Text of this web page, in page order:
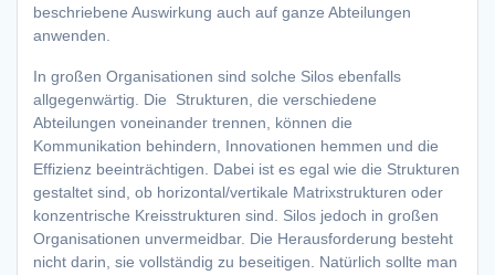
beschriebene Auswirkung auch auf ganze Abteilungen
anwenden.
In großen Organisationen sind solche Silos ebenfalls
allgegenwärtig. Die Strukturen, die verschiedene
Abteilungen voneinander trennen, können die
Kommunikation behindern, Innovationen hemmen und die
Effizienz beeinträchtigen. Dabei ist es egal wie die Strukturen
gestaltet sind, ob horizontal/vertikale Matrixstrukturen oder
konzentrische Kreisstrukturen sind. Silos jedoch in großen
Organisationen unvermeidbar. Die Herausforderung besteht
nicht darin, sie vollständig zu beseitigen. Natürlich sollte man